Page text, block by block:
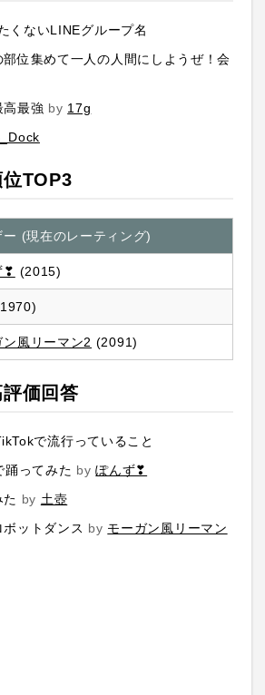
くないLINEグループ名
位集めて一人の人間にしようぜ！会
高最強 by 17g
TOP3
ー (現在のレーティング)
❣ (2015)
ン風リーマン2 (2091)
価回答
で流行っていること
ってみた by ぽんず❣
by 土壺
ットダンス by モーガン風リーマン